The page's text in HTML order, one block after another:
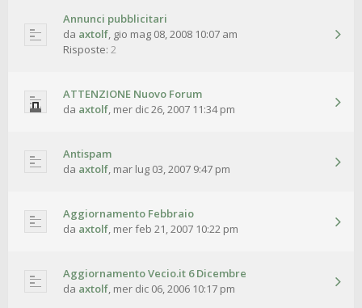
Annunci pubblicitari
da axtolf, gio mag 08, 2008 10:07 am
Risposte: 2
ATTENZIONE Nuovo Forum
da axtolf, mer dic 26, 2007 11:34 pm
Antispam
da axtolf, mar lug 03, 2007 9:47 pm
Aggiornamento Febbraio
da axtolf, mer feb 21, 2007 10:22 pm
Aggiornamento Vecio.it 6 Dicembre
da axtolf, mer dic 06, 2006 10:17 pm